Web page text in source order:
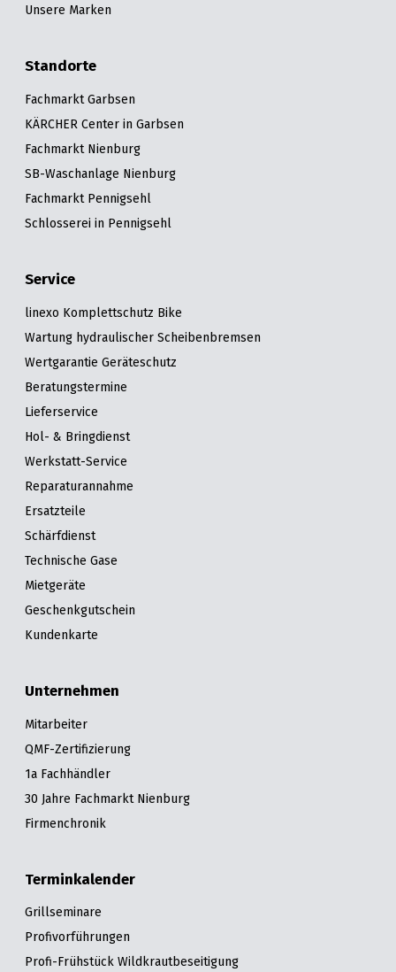
Unsere Marken
Standorte
Fachmarkt Garbsen
KÄRCHER Center in Garbsen
Fachmarkt Nienburg
SB-Waschanlage Nienburg
Fachmarkt Pennigsehl
Schlosserei in Pennigsehl
Service
linexo Komplettschutz Bike
Wartung hydraulischer Scheibenbremsen
Wertgarantie Geräteschutz
Beratungstermine
Lieferservice
Hol- & Bringdienst
Werkstatt-Service
Reparaturannahme
Ersatzteile
Schärfdienst
Technische Gase
Mietgeräte
Geschenkgutschein
Kundenkarte
Unternehmen
Mitarbeiter
QMF-Zertifizierung
1a Fachhändler
30 Jahre Fachmarkt Nienburg
Firmenchronik
Terminkalender
Grillseminare
Profivorführungen
Profi-Frühstück Wildkrautbeseitigung